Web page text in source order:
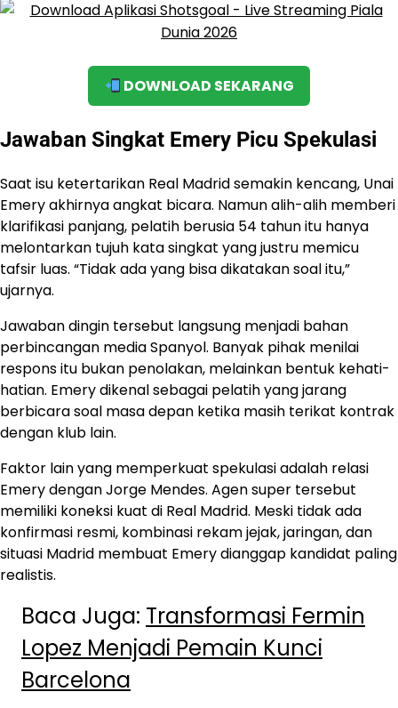
DOWNLOAD SEKARANG
Jawaban Singkat Emery Picu Spekulasi
Saat isu ketertarikan Real Madrid semakin kencang, Unai
Emery akhirnya angkat bicara. Namun alih-alih memberi
klarifikasi panjang, pelatih berusia 54 tahun itu hanya
melontarkan tujuh kata singkat yang justru memicu
tafsir luas. “Tidak ada yang bisa dikatakan soal itu,”
ujarnya.
Jawaban dingin tersebut langsung menjadi bahan
perbincangan media Spanyol. Banyak pihak menilai
respons itu bukan penolakan, melainkan bentuk kehati-
hatian. Emery dikenal sebagai pelatih yang jarang
berbicara soal masa depan ketika masih terikat kontrak
dengan klub lain.
Faktor lain yang memperkuat spekulasi adalah relasi
Emery dengan Jorge Mendes. Agen super tersebut
memiliki koneksi kuat di Real Madrid. Meski tidak ada
konfirmasi resmi, kombinasi rekam jejak, jaringan, dan
situasi Madrid membuat Emery dianggap kandidat paling
realistis.
Baca Juga: Transformasi Fermin
Lopez Menjadi Pemain Kunci
Barcelona